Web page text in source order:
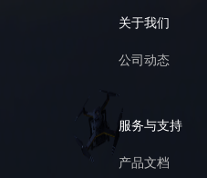
关于我们
公司动态
服务与支持
产品文档